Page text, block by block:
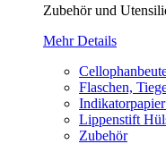
Zubehör und
Mehr Details
Flaschen,
Lippenstift
Zubehör